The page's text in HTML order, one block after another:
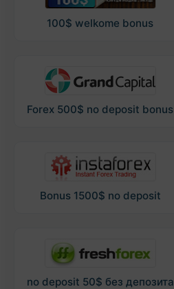
100$ welkome bonus
Forex 500$ no deposit bonus
Bonus 1500$ no deposit
no deposit 50$ без депозита